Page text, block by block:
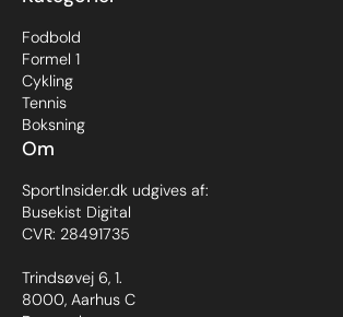
Om
SportInsider.dk udgives af:
Busekist Digital
CVR: 28491735
Trindsøvej 6, 1.
8000, Aarhus C
Fodbold
Formel 1
Cykling
Tennis
Boksning